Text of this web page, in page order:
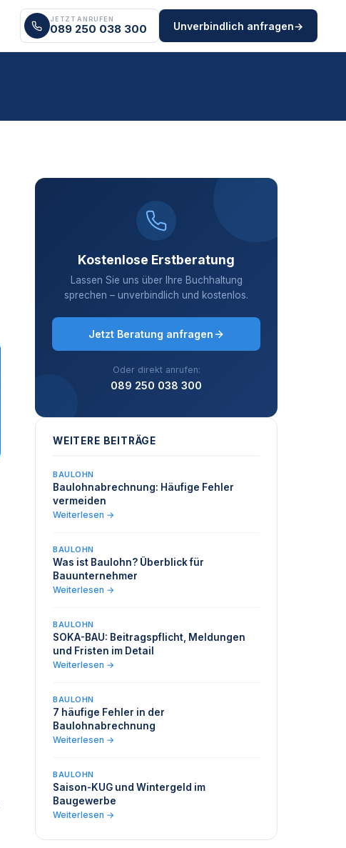
JETZT ANRUFEN
089 250 038 300 Unverbindlich anfragen→
Kostenlose Erstberatung
Lassen Sie uns über Ihre Buchhaltung
sprechen – unverbindlich und kostenlos.
Jetzt Beratung anfragen
Oder direkt anrufen:
089 250 038 300
WEITERE BEITRÄGE
BAULOHN
Baulohnabrechnung: Häufige Fehler
vermeiden
Weiterlesen →
BAULOHN
Was ist Baulohn? Überblick für
Bauunternehmer
Weiterlesen →
BAULOHN
SOKA-BAU: Beitragspflicht, Meldungen
und Fristen im Detail
Weiterlesen →
BAULOHN
7 häufige Fehler in der
Baulohnabrechnung
Weiterlesen →
BAULOHN
Saison-KUG und Wintergeld im
Baugewerbe
Weiterlesen →